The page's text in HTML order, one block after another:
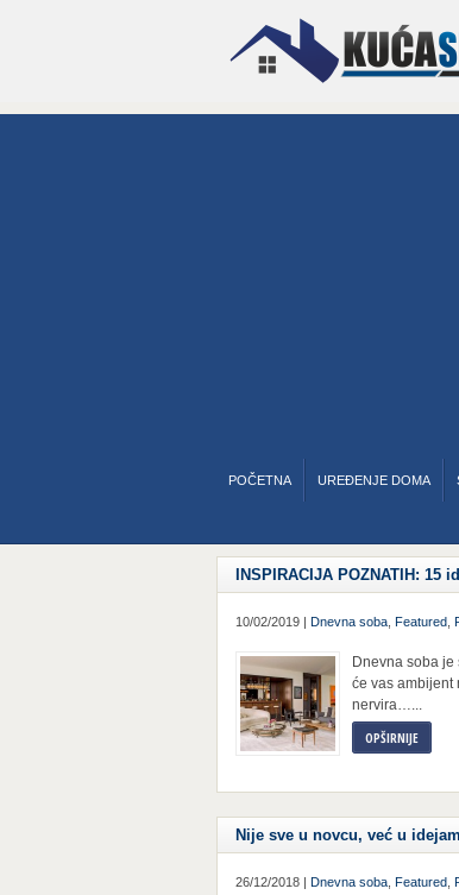
POČETNA UREĐENJE DOMA
INSPIRACIJA POZNATIH:
10/02/2019 | Dnevna soba Featured
Dnevna soba
će vas ambijent
nervira…...
OPŠIRNIJE
Nije sve u novcu, već u
26/12/2018 | Dnevna soba Featured